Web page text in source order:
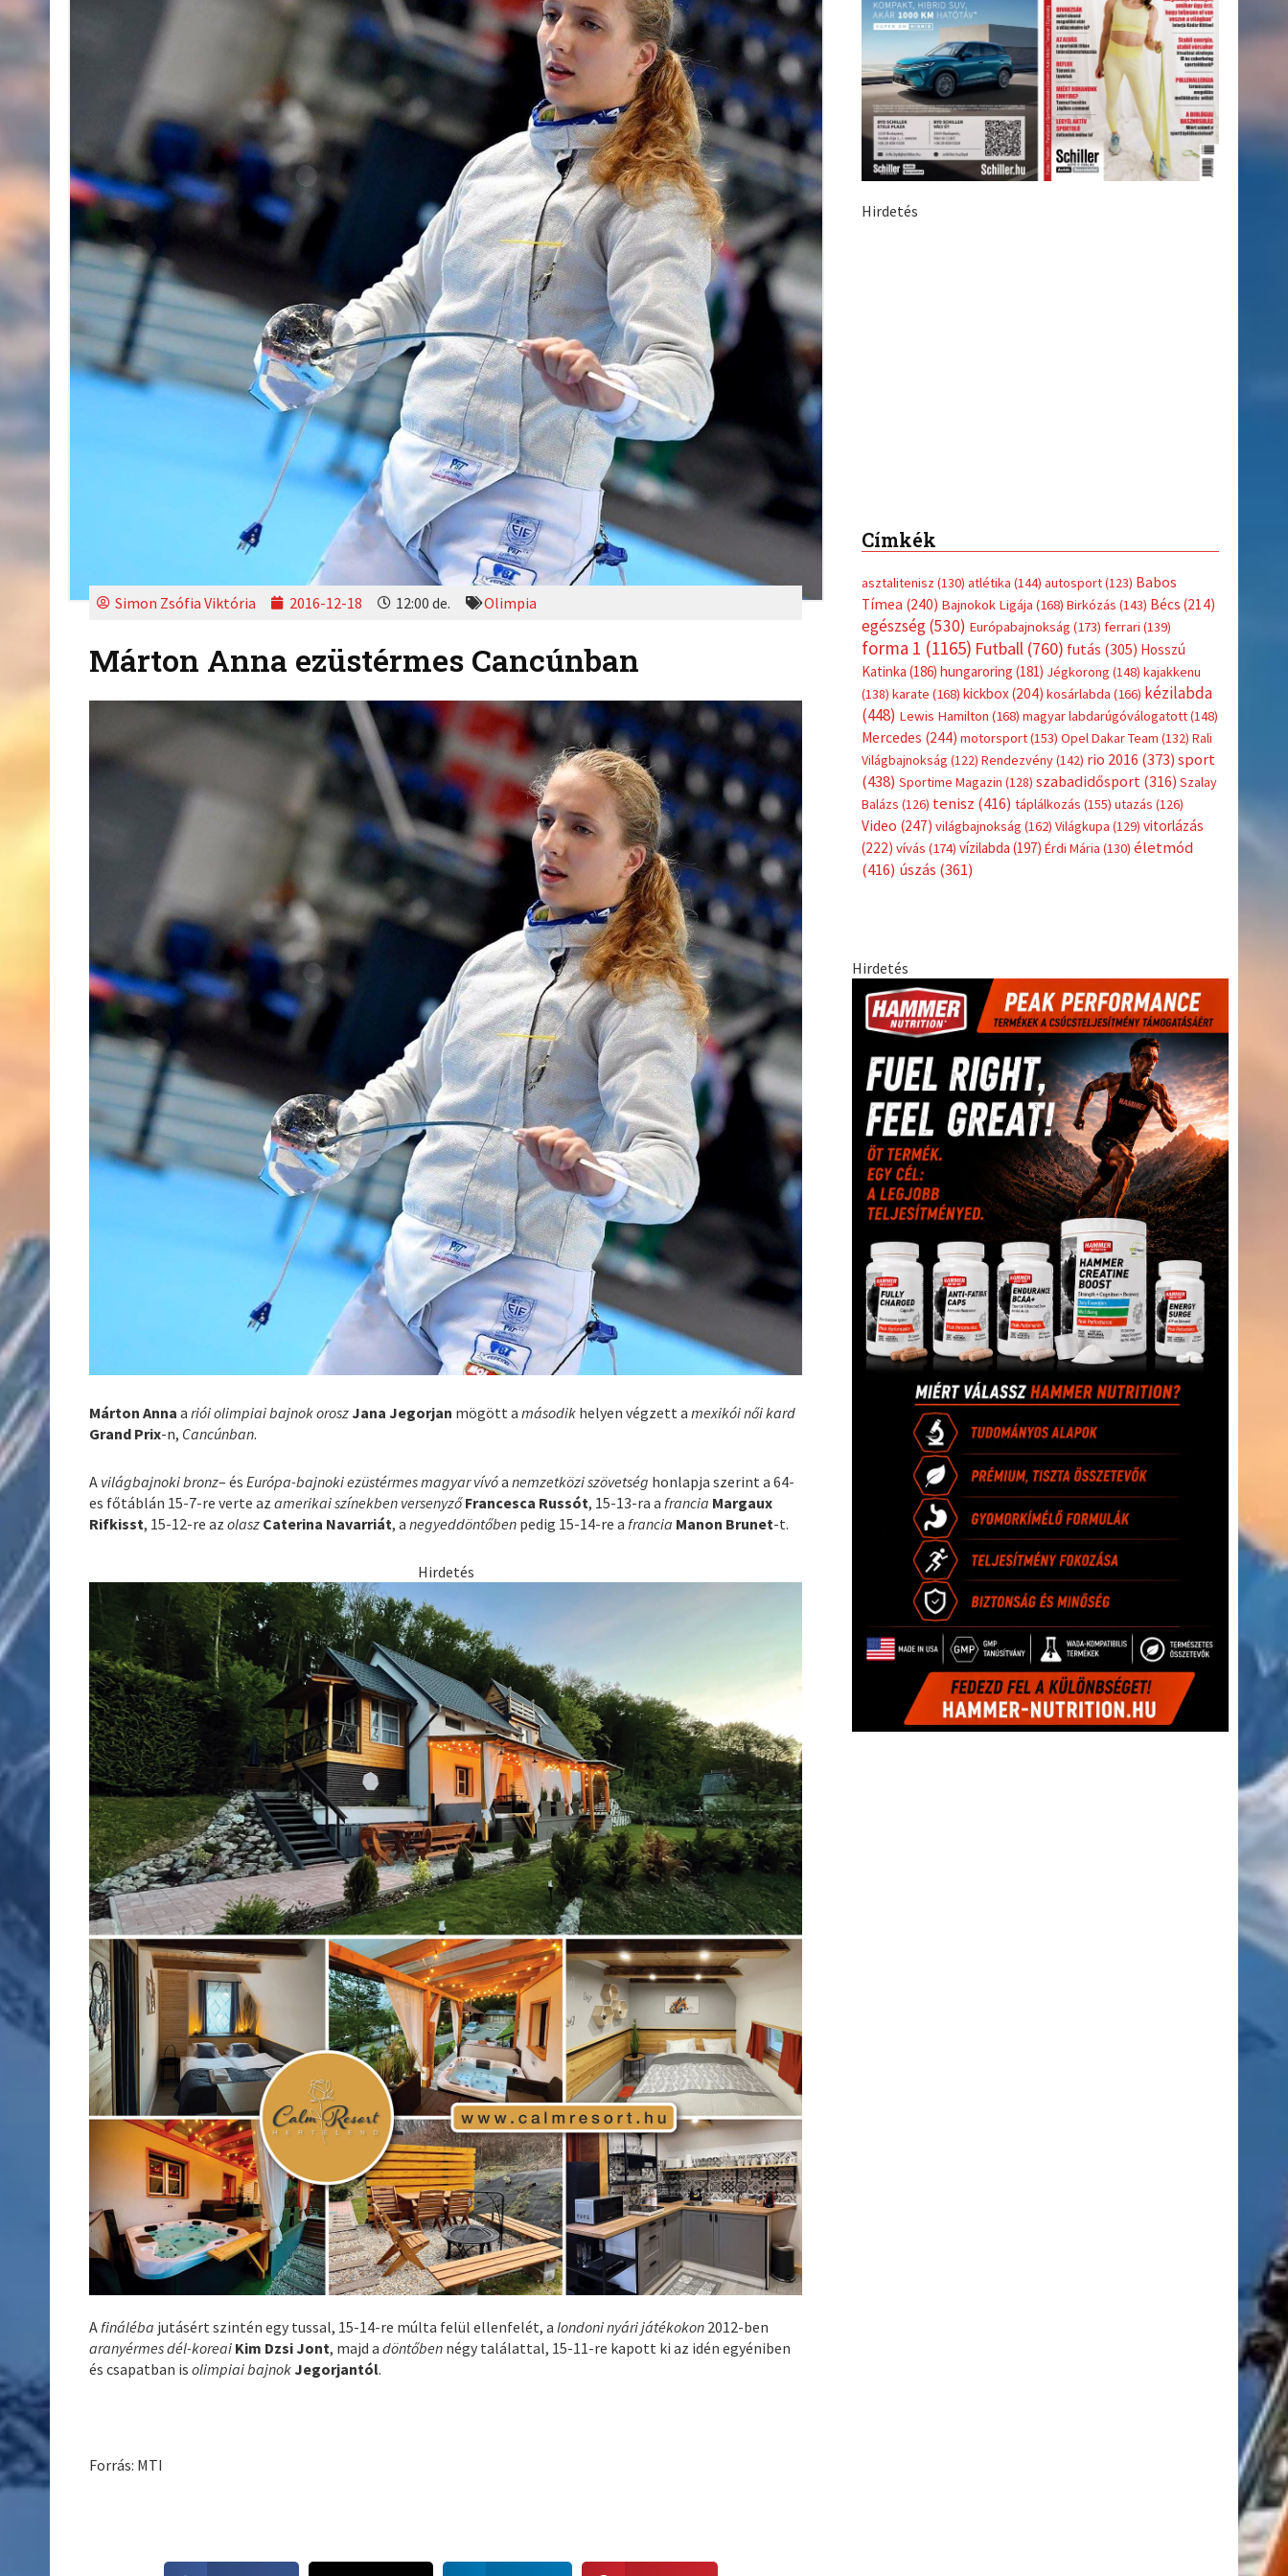
Simon Zsófia Viktória 2016-12-18 12:00 de. Olimpia
Márton Anna ezüstérmes Cancúnban
Márton Anna a riói olimpiai bajnok oroszJana Jegorjan mögött amásodik helyen végzett amexikói női kard
Grand Prix-n, Cancúnban.
A világbajnoki bronz– ésEurópa-bajnoki ezüstérmes magyar vívóa nemzetközi szövetség honlapja szerint a 64-
es főtáblán 15-7-re verte azamerikaiszínekben versenyzőFrancesca Russót, 15-13-ra afrancia Margaux
Rifkisst, 15-12-re azolasz Caterina Navarriát, anegyeddöntőben pedig 15-14-re afrancia Manon Brunet-t.
Hirdetés
Afináléba jutásért szintén egy tussal, 15-14-re múlta felül ellenfelét, alondoni nyári játékokon 2012-ben
aranyérmes dél-koreai Kim Dzsi Jont, majd adöntőben négy találattal, 15-11-re kapott ki az idén egyéniben
és csapatban isolimpiai bajnokJegorjantól.
Forrás: MTI
Hirdetés
Címkék
asztalitenisz(130) atlétika(144)autosport(123)Babos
Tímea(240)Bajnokok Ligája(168)Birkózás(143)Bécs(214)
(173)ferrari(139)
forma 1(1165) Futball(760)futás(305)Hosszú
Katinka(186) hungaroring(181)Jégkorong(148)kajakkenu
(138)karate(168)kickbox(204)kosárlabda(166)kézilabda
(448) Lewis Hamilton(168)magyar labdarúgóválogatott(148)
Mercedes(244) motorsport(153)Opel Dakar Team(132)Rali
Világbajnokság
Rendezvény(142)rio 2016(373)sport
(438)Sportime Magazin(128) szabadidősport(316)Szalay
Balázs(126)tenisz(416) táplálkozás utazás(126)
Video(247) világbajnokság(162) Világkupa(129)vitorlázás
(222)
vívás (174) vízilabda(197)Érdi Mária(130)
életmód
(416)úszás(361)